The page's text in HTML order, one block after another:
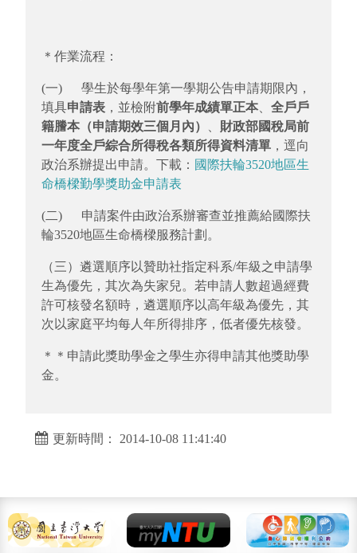
＊作業流程：
(一) 學生於每學年第一學期公告申請期限內，
填具申請表 ，並檢附前學年成績單正本
全戶戶
籍謄本（申請期效三個月內）
財政部國稅局前
一年度全戶綜合所得稅各類所得資料清單 ，逕向
政治系辦提出申請。下載： 國際扶輪3520地區生
命橋樑勤學獎助金申請表
(二) 申請案件由政治系辦審查並推薦給國際扶
輪3520地區生命橋樑服務計劃。
（三）遴選順序以贊助社指定科系/年級之申請學
生為優先，其次為失家兒。若申請人數超過經費
許可核發名額時，遴選順序以高年級為優先，其
次以家庭平均每人年所得排序，低者優先核發。
＊＊申請此獎助學金之學生亦得申請其他獎助學
金。
更新時間： 2014-10-08 11:41:40